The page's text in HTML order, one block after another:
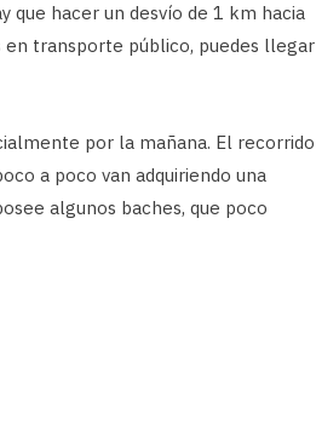
que hacer un desvío de 1 km hacia
en transporte público, puedes llegar
por la mañana. El recorrido
a poco van adquiriendo una
algunos baches, que poco